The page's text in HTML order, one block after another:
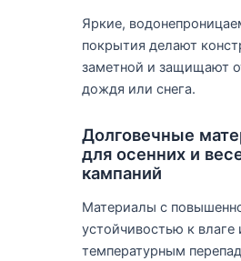
Яркие,
покрытия делают
заметной и защищают
дождя или снега.
Долговечные
для осенних и
кампаний
Материалы с
устойчивостью к влаге
температурным